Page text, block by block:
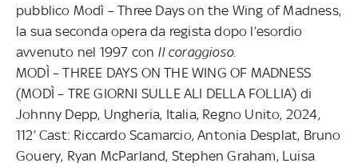
pubblico Modì – Three Days on the Wing of Madness,
la sua seconda opera da regista dopo l’esordio
avvenuto nel 1997 con Il coraggioso.
MODÌ – THREE DAYS ON THE WING OF MADNESS
(MODÌ – TRE GIORNI SULLE ALI DELLA FOLLIA) di
Johnny Depp, Ungheria, Italia, Regno Unito, 2024,
112’ Cast: Riccardo Scamarcio, Antonia Desplat, Bruno
Gouery, Ryan McParland, Stephen Graham, Luisa